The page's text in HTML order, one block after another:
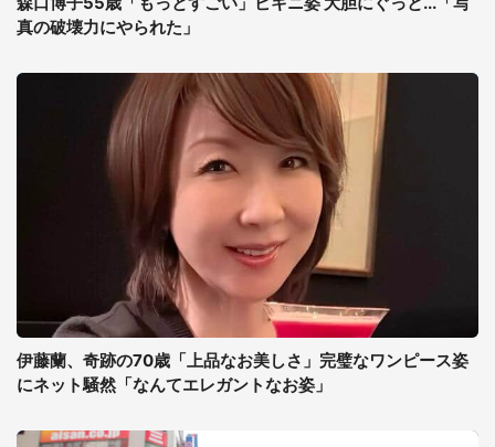
真の破壊力にやられた」
伊藤蘭、奇跡の70歳「上品なお美しさ」完璧なワンピース姿
にネット騒然「なんてエレガントなお姿」